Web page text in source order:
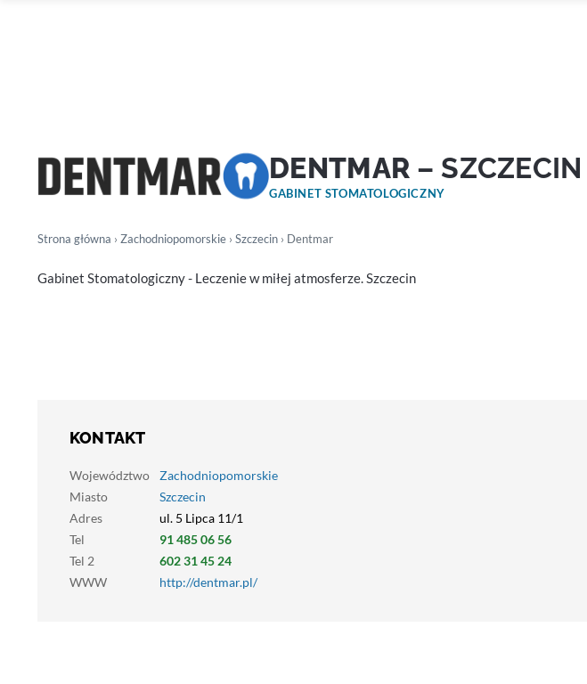
DENTMAR – SZCZECIN
GABINET STOMATOLOGICZNY
Strona główna › Zachodniopomorskie › Szczecin › Dentmar
Gabinet Stomatologiczny - Leczenie w miłej atmosferze. Szczecin
KONTAKT
Województwo
Zachodniopomorskie
Miasto
Szczecin
Adres
ul. 5 Lipca 11/1
Tel
91 485 06 56
Tel 2
602 31 45 24
WWW
http://dentmar.pl/